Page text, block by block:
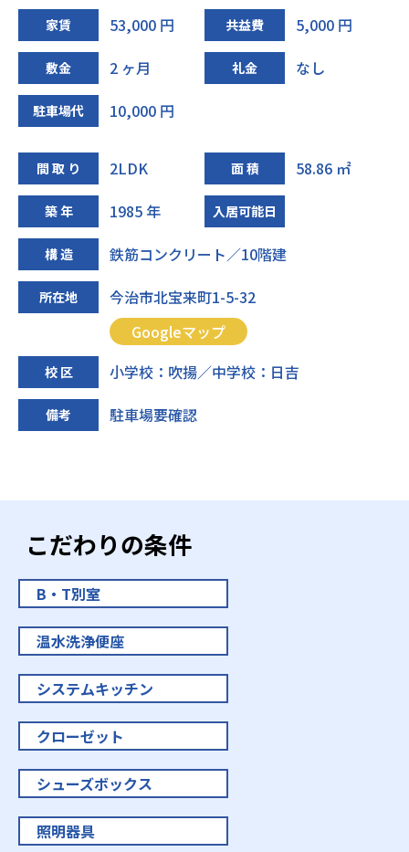
家賃 53,000 円 共益費 5,000 円
敷金 2 ヶ月 礼金 なし
駐車場代 10,000 円
間 取 り 2LDK 面 積 58.86 ㎡
築 年 1985 年 入居可能日
構 造 鉄筋コンクリート／10階建
所在地
今治市北宝来町1-5-32
Googleマップ
校 区 小学校：吹揚／中学校：日吉
備考 駐車場要確認
こだわりの条件
B・T別室
温水洗浄便座
システムキッチン
クローゼット
シューズボックス
照明器具